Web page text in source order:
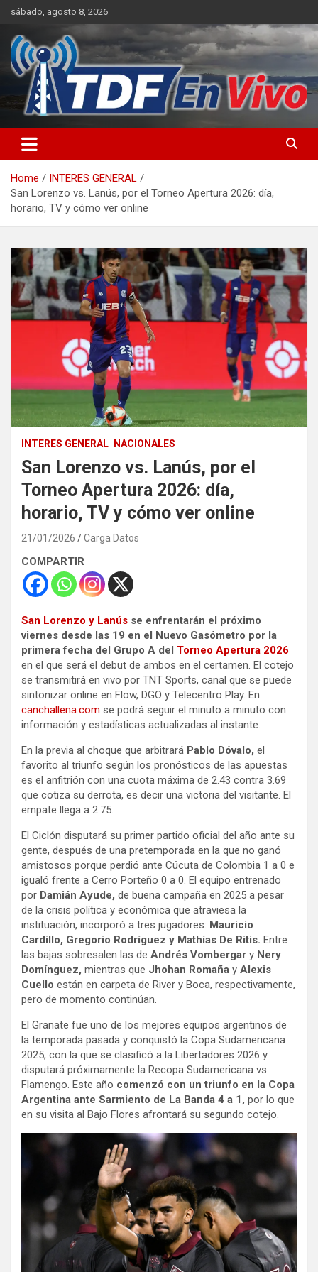
Skip
content
sábado, agosto 8, 2026
Home
INTERES GENERAL
San Lorenzo vs. Lanús, por el Torneo Apertura 2026: día,
horario, TV y cómo ver online
INTERES GENERAL NACIONALES
San Lorenzo vs. Lanús, por el
Torneo Apertura 2026: día,
horario, TV y cómo ver online
21/01/2026 Carga Datos
COMPARTIR
San Lorenzo y Lanús se enfrentarán el próximo
viernes desde las 19 en el Nuevo Gasómetro por la
primera fecha del Grupo A del Torneo Apertura 2026
en el que será el debut de ambos en el certamen. El cotejo
se transmitirá en vivo por TNT Sports, canal que se puede
sintonizar online en Flow, DGO y Telecentro Play. En
canchallena.com se podrá seguir el minuto a minuto con
información y estadísticas actualizadas al instante.
En la previa al choque que arbitrará Pablo Dóvalo, el
favorito al triunfo según los pronósticos de las apuestas
es el anfitrión con una cuota máxima de 2.43 contra 3.69
que cotiza su derrota, es decir una victoria del visitante. El
empate llega a 2.75.
El Ciclón disputará su primer partido oficial del año ante su
gente, después de una pretemporada en la que no ganó
amistosos porque perdió ante Cúcuta de Colombia 1 a 0 e
igualó frente a Cerro Porteño 0 a 0. El equipo entrenado
por Damián Ayude, de buena campaña en 2025 a pesar
de la crisis política y económica que atraviesa la
instituación, incorporó a tres jugadores: Mauricio
Cardillo, Gregorio Rodríguez y Mathías De Ritis. Entre
las bajas sobresalen las de Andrés Vombergar y Nery
Domínguez, mientras que Jhohan Romaña y Alexis
Cuello están en carpeta de River y Boca, respectivamente,
pero de momento continúan.
El Granate fue uno de los mejores equipos argentinos de
la temporada pasada y conquistó la Copa Sudamericana
2025, con la que se clasificó a la Libertadores 2026 y
disputará próximamente la Recopa Sudamericana vs.
Flamengo. Este año comenzó con un triunfo en la Copa
Argentina ante Sarmiento de La Banda 4 a 1, por lo que
en su visita al Bajo Flores afrontará su segundo cotejo.